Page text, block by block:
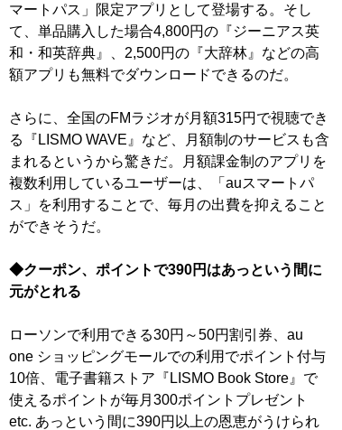
マートパス」限定アプリとして登場する。そし
て、単品購入した場合4,800円の『ジーニアス英
和・和英辞典』、2,500円の『大辞林』などの高
額アプリも無料でダウンロードできるのだ。
さらに、全国のFMラジオが月額315円で視聴でき
る『LISMO WAVE』など、月額制のサービスも含
まれるというから驚きだ。月額課金制のアプリを
複数利用しているユーザーは、「auスマートパ
ス」を利用することで、毎月の出費を抑えること
ができそうだ。
◆クーポン、ポイントで390円はあっという間に
元がとれる
ローソンで利用できる30円～50円割引券、au
one ショッピングモールでの利用でポイント付与
10倍、電子書籍ストア『LISMO Book Store』で
使えるポイントが毎月300ポイントプレゼント
etc. あっという間に390円以上の恩恵がうけられ